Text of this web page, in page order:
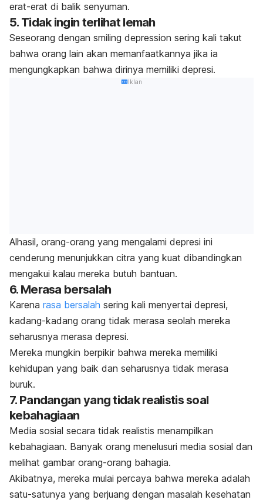
erat-erat di balik senyuman.
5. Tidak ingin terlihat lemah
Seseorang dengan smiling depression sering kali takut
bahwa orang lain akan memanfaatkannya jika ia
mengungkapkan bahwa dirinya memiliki depresi.
Iklan
Alhasil, orang-orang yang mengalami depresi ini
cenderung menunjukkan citra yang kuat dibandingkan
mengakui kalau mereka butuh bantuan.
6. Merasa bersalah
Karena rasa bersalah sering kali menyertai depresi,
kadang-kadang orang tidak merasa seolah mereka
seharusnya merasa depresi.
Mereka mungkin berpikir bahwa mereka memiliki
kehidupan yang baik dan seharusnya tidak merasa
buruk.
7. Pandangan yang tidak realistis soal
kebahagiaan
Media sosial secara tidak realistis menampilkan
kebahagiaan. Banyak orang menelusuri media sosial dan
melihat gambar orang-orang bahagia.
Akibatnya, mereka mulai percaya bahwa mereka adalah
satu-satunya yang berjuang dengan masalah kesehatan